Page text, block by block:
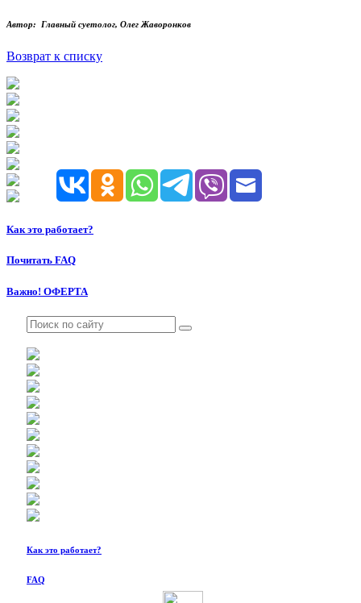
Автор: Главный суетолог, Олег Жаворонков
Возврат к списку
Как это работает?
Почитать FAQ
Важно! ОФЕРТА
Как это работает?
FAQ